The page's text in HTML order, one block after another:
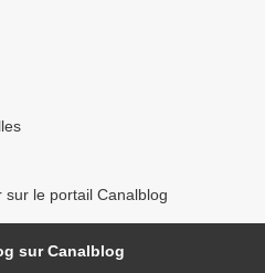
sur le portail Canalblog
sur Canalblog